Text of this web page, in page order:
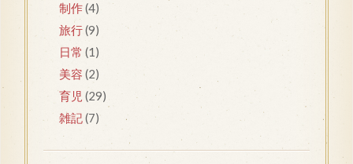
制作(4)
旅行(9)
日常 (1)
美容 (2)
育児 (29)
雑記(7)